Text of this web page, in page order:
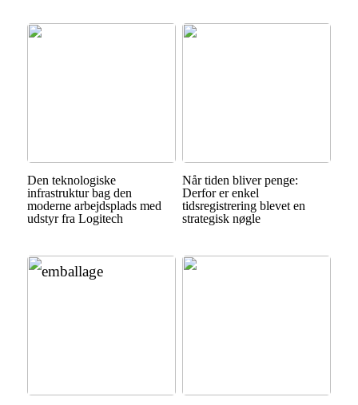
Den teknologiske
infrastruktur bag den
moderne arbejdsplads med
udstyr fra Logitech
Når tiden bliver penge:
Derfor er enkel
tidsregistrering blevet en
strategisk nøgle